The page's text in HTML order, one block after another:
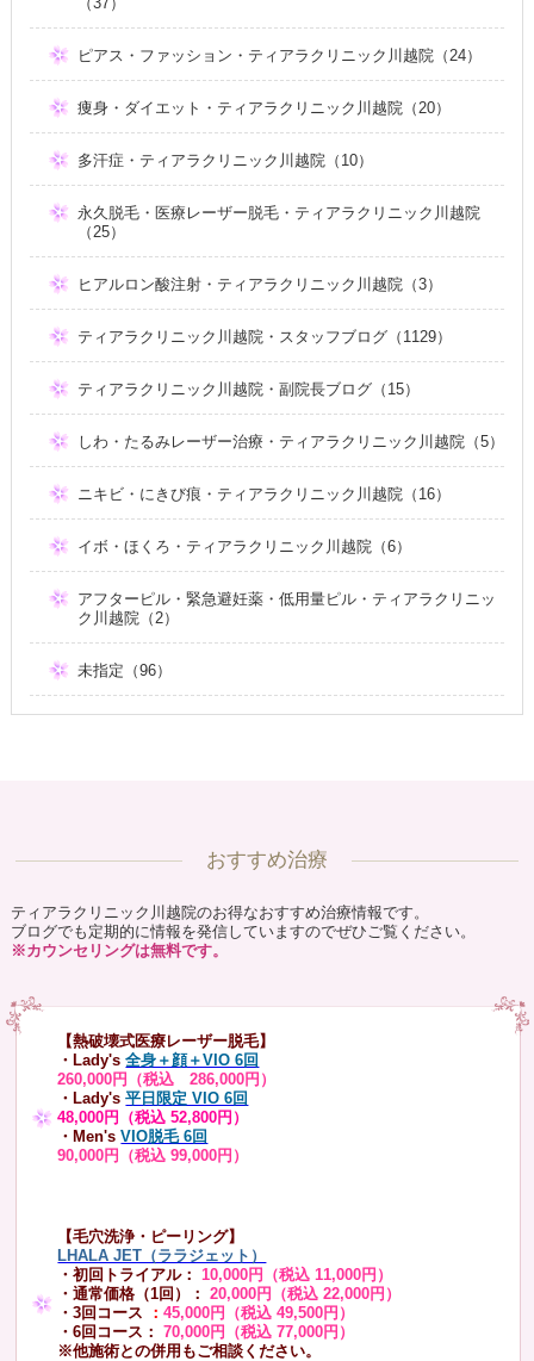
ピアス・ファッション・ティアラクリニック川越院（24）
痩身・ダイエット・ティアラクリニック川越院（20）
多汗症・ティアラクリニック川越院（10）
永久脱毛・医療レーザー脱毛・ティアラクリニック川越院
（25）
ヒアルロン酸注射・ティアラクリニック川越院（3）
ティアラクリニック川越院・スタッフブログ（1129）
ティアラクリニック川越院・副院長ブログ（15）
しわ・たるみレーザー治療・ティアラクリニック川越院（5）
ニキビ・にきび痕・ティアラクリニック川越院（16）
イボ・ほくろ・ティアラクリニック川越院（6）
アフターピル・緊急避妊薬・低用量ピル・ティアラクリニッ
ク川越院（2）
未指定（96）
おすすめ治療
ティアラクリニック川越院のお得なおすすめ治療情報です。
ブログでも定期的に情報を発信していますのでぜひご覧ください。
※カウンセリングは無料です。
【熱破壊式医療レーザー脱毛】
・Lady's 全身＋顔＋VIO 6回
260,000円（税込 286,000円）
・Lady's平日限定 VIO 6回
48,000円（税込 52,800円）
・Men's VIO脱毛 6回
90,000円（税込 99,000円）
【毛穴洗浄・ピーリング】
LHALA JET（ララジェット）
・初回トライアル： 10,000円（税込 11,000円）
・通常価格（1回）：
20,000円（税込 22,000円）
・3回コース ：45,000円（税込 49,500円）
・6回コース：
70,000円（税込 77,000円）
※他施術との併用もご相談ください。